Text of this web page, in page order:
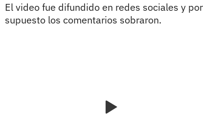
El video fue difundido en redes sociales y por
supuesto los comentarios sobraron.